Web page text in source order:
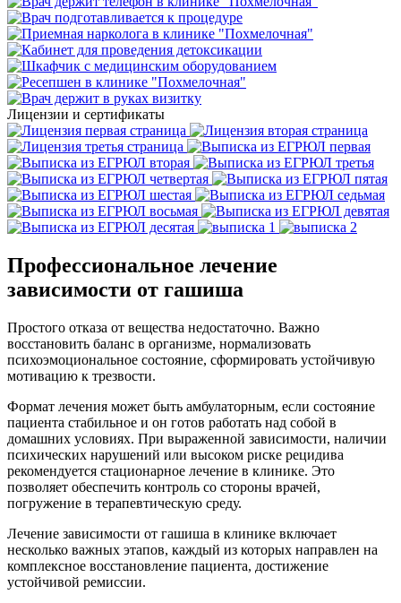
Лицензии и сертификаты
Профессиональное лечение
зависимости от гашиша
Простого отказа от вещества недостаточно. Важно
восстановить баланс в организме, нормализовать
психоэмоциональное состояние, сформировать устойчивую
мотивацию к трезвости.
Формат лечения может быть амбулаторным, если состояние
пациента стабильное и он готов работать над собой в
домашних условиях. При выраженной зависимости, наличии
психических нарушений или высоком риске рецидива
рекомендуется стационарное лечение в клинике. Это
позволяет обеспечить контроль со стороны врачей,
погружение в терапевтическую среду.
Лечение зависимости от гашиша в клинике включает
несколько важных этапов, каждый из которых направлен на
комплексное восстановление пациента, достижение
устойчивой ремиссии.